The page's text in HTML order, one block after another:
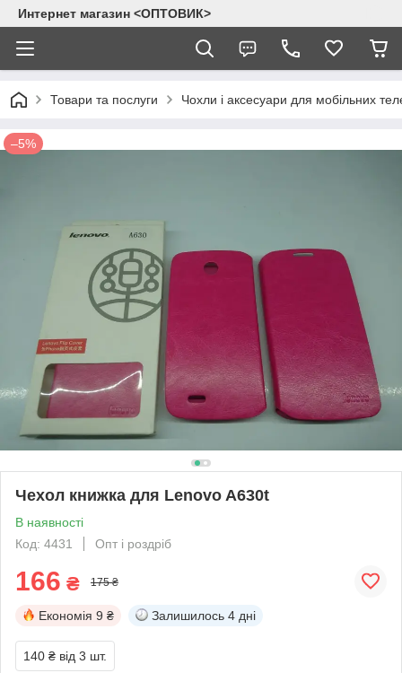
Интернет магазин <ОПТОВИК>
Товари та послуги Чохли і аксесуари для мобільних
–5%
Чехол книжка для Lenovo A630t
В наявності
Код: 4431
Опт і роздріб
166 ₴ 175 ₴
Економія 9 ₴ Залишилось 4 дні
140 ₴ від 3 шт.